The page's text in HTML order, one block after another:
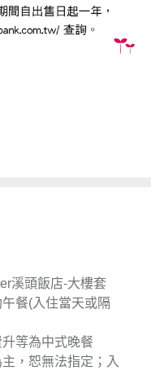
溪頭飯店-大樓套
餐(入住當天或隔
等為中式晚餐
，恕無法指定；入